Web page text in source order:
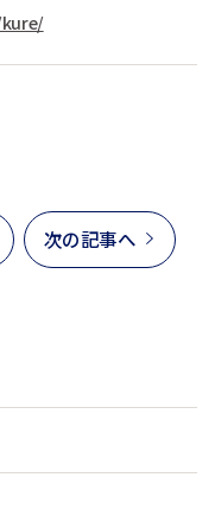
次の記事へ